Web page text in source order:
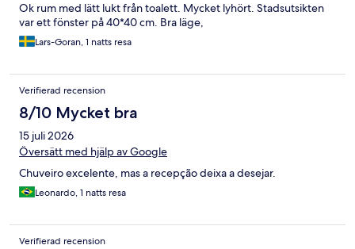
Ok rum med lätt lukt från toalett. Mycket lyhört. Stadsutsikten
var ett fönster på 40*40 cm. Bra läge,
Lars-Goran, 1 natts resa
Verifierad recension
8/10 Mycket bra
15 juli 2026
Översätt med hjälp av Google
Chuveiro excelente, mas a recepção deixa a desejar.
Leonardo, 1 natts resa
Verifierad recension